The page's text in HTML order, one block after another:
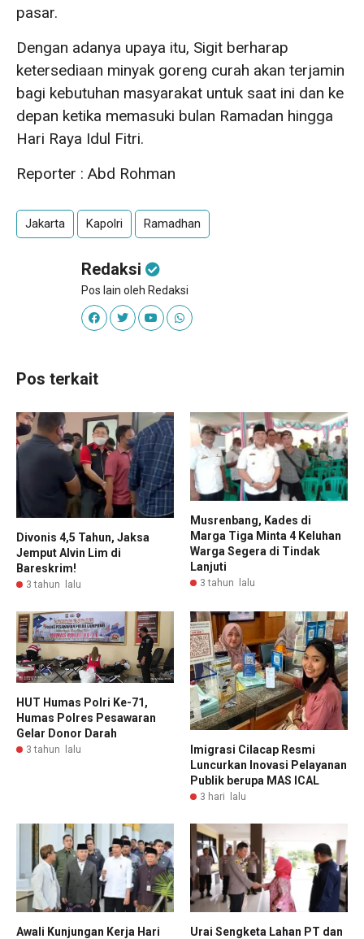
pasar.
Dengan adanya upaya itu, Sigit berharap
ketersediaan minyak goreng curah akan terjamin
bagi kebutuhan masyarakat untuk saat ini dan ke
depan ketika memasuki bulan Ramadan hingga
Hari Raya Idul Fitri.
Reporter : Abd Rohman
Jakarta Kapolri Ramadhan
Redaksi
Pos lain oleh Redaksi
Pos terkait
Divonis 4,5 Tahun, Jaksa
Jemput Alvin Lim di
Bareskrim!
3 tahun lalu
Musrenbang, Kades di
Marga Tiga Minta 4 Keluhan
Warga Segera di Tindak
Lanjuti
3 tahun lalu
HUT Humas Polri Ke-71,
Humas Polres Pesawaran
Gelar Donor Darah
3 tahun lalu
Imigrasi Cilacap Resmi
Luncurkan Inovasi Pelayanan
Publik berupa MAS ICAL
3 hari lalu
Awali Kunjungan Kerja Hari
Urai Sengketa Lahan PT dan